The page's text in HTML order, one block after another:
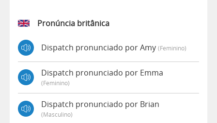
Pronúncia britânica
Dispatch pronunciado por Amy (feminino)
Dispatch pronunciado por Emma
(feminino)
Dispatch pronunciado por Brian
(masculino)